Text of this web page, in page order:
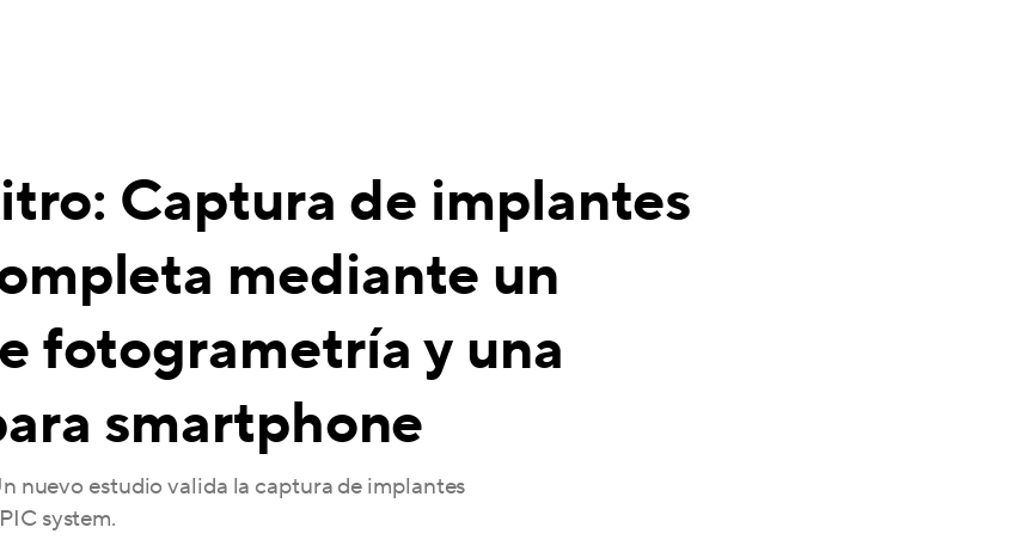
Captura de implantes
mediante un
fotogrametría y una
smartphone
nuevo estudio valida la captura de implantes
system.